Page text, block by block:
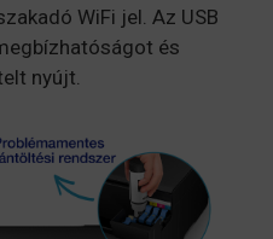
WiFi jel. Az USB
és
nyújt.